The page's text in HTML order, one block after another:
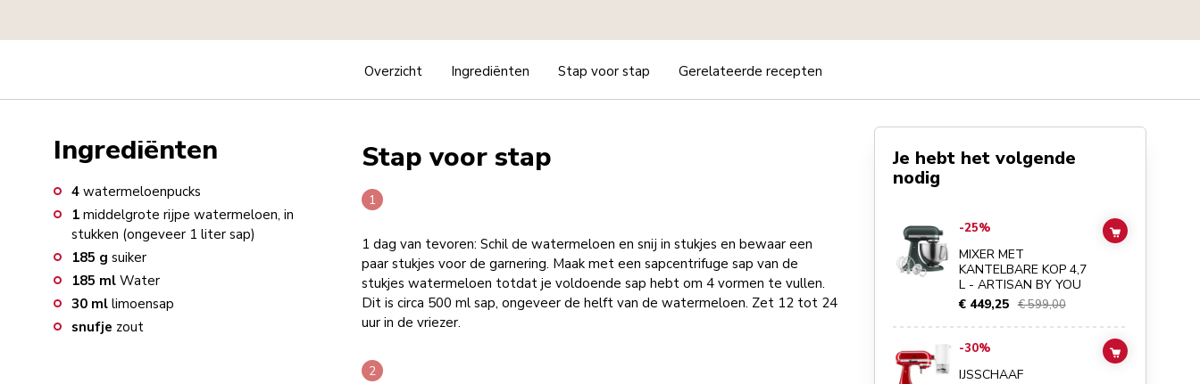
Overzicht Ingrediënten Stap voor stap Gerelateerde recepten
Ingrediënten
4 watermeloenpucks
1 middelgrote rijpe watermeloen, in
stukken (ongeveer 1 liter sap)
185 g suiker
185 ml Water
30 ml limoensap
snufje zout
Stap voor stap
1 dag van tevoren: Schil de watermeloen en snij in stukjes en bewaar een
paar stukjes voor de garnering. Maak met een sapcentrifuge sap van de
stukjes watermeloen totdat je voldoende sap hebt om 4 vormen te vullen.
Dit is circa 500 ml sap, ongeveer de helft van de watermeloen. Zet 12 tot 24
uur in de vriezer.
Je hebt het volgende
nodig
Go toMIXER MET KANTELBARE KOP 4,7 L - ARTISAN BY
-25%
MIXER MET
KANTELBARE KOP 4,7
L - ARTISAN BY YOU
€ 449,25 € 599,00
ADD TO CART
IJSSCHAAFdetails page
-30%
IJSSCHAAF
ADD TO CART